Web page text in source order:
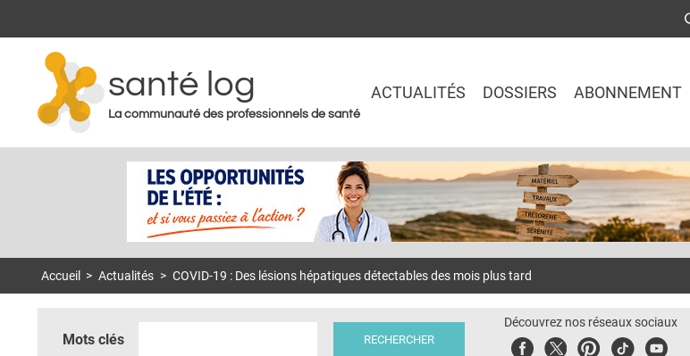
santé log
La communauté des professionnels de santé
ACTUALITÉS DOSSIERS ABONNEMENT
Accueil > Actualités > COVID-19 : Des lésions hépatiques détectables des mois plus tard
Mots clés
Découvrez nos réseaux sociaux
FacebookTwitterPinterest
TiktokYoubute